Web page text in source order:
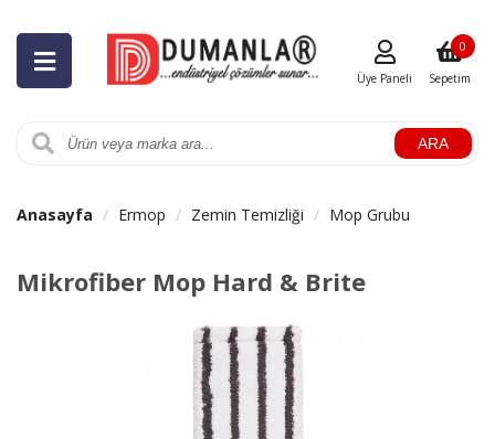
ARA
Üye Paneli Sepetim
0
Anasayfa Ermop Zemin Temizliği Mop Grubu
Mikrofiber Mop Hard & Brite